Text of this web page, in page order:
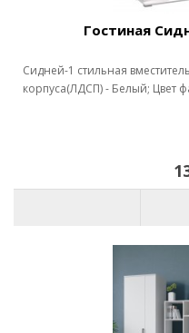
Гостиная
Сидней-1 стильная
корпуса(ЛДСП) - Белый; Цвет